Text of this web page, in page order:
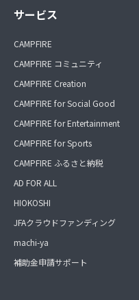
サービス
CAMPFIRE
CAMPFIRE コミュニティ
CAMPFIRE Creation
CAMPFIRE for Social Good
CAMPFIRE for Entertainment
CAMPFIRE for Sports
CAMPFIRE ふるさと納税
AD FOR ALL
HIOKOSHI
JFAクラウドファンディング
machi-ya
補助金申請サポート